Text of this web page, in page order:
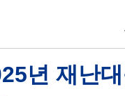
년 재난